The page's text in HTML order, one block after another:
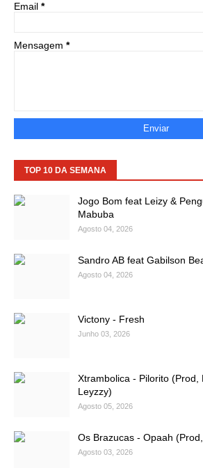
Email *
Mensagem *
TOP 10 DA SEMANA
Jogo Bom feat Leizy &
Mabuba
Agosto 04, 2026
Sandro AB feat Gabilson
Agosto 04, 2026
Victony - Fresh
Junho 03, 2026
Xtrambolica - Pilorito (Prod,
Leyzzy)
Agosto 05, 2026
Os Brazucas - Opaah
Agosto 03, 2026